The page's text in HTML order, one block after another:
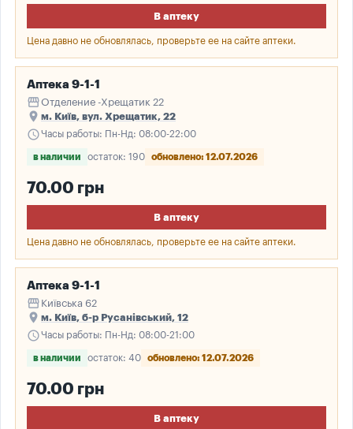
В аптеку
Цена давно не обновлялась, проверьте ее на сайте аптеки.
Аптека 9-1-1
storefrontОтделение -Хрещатик 22
place м. Київ, вул. Хрещатик, 22
scheduleЧасы работы: Пн-Нд: 08:00-22:00
в наличии остаток: 190 обновлено: 12.07.2026
70.00 грн
В аптеку
Цена давно не обновлялась, проверьте ее на сайте аптеки.
Аптека 9-1-1
storefront Київська 62
place м. Київ, б-р Русанівський, 12
scheduleЧасы работы: Пн-Нд: 08:00-21:00
в наличии остаток: 40 обновлено: 12.07.2026
70.00 грн
В аптеку